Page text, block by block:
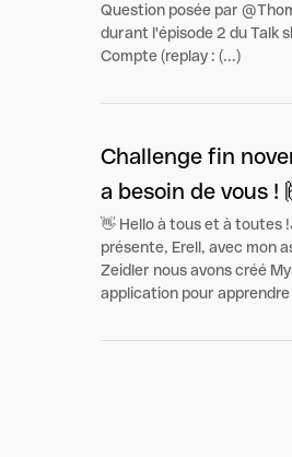
Question posée par
durant l'épisode 2 du Talk
Compte (replay : (...)
Challenge fin
a besoin de vous !
👋 Hello à tous et à toutes
présente, Erell, avec mon
Zeidler nous avons créé
application pour apprendre